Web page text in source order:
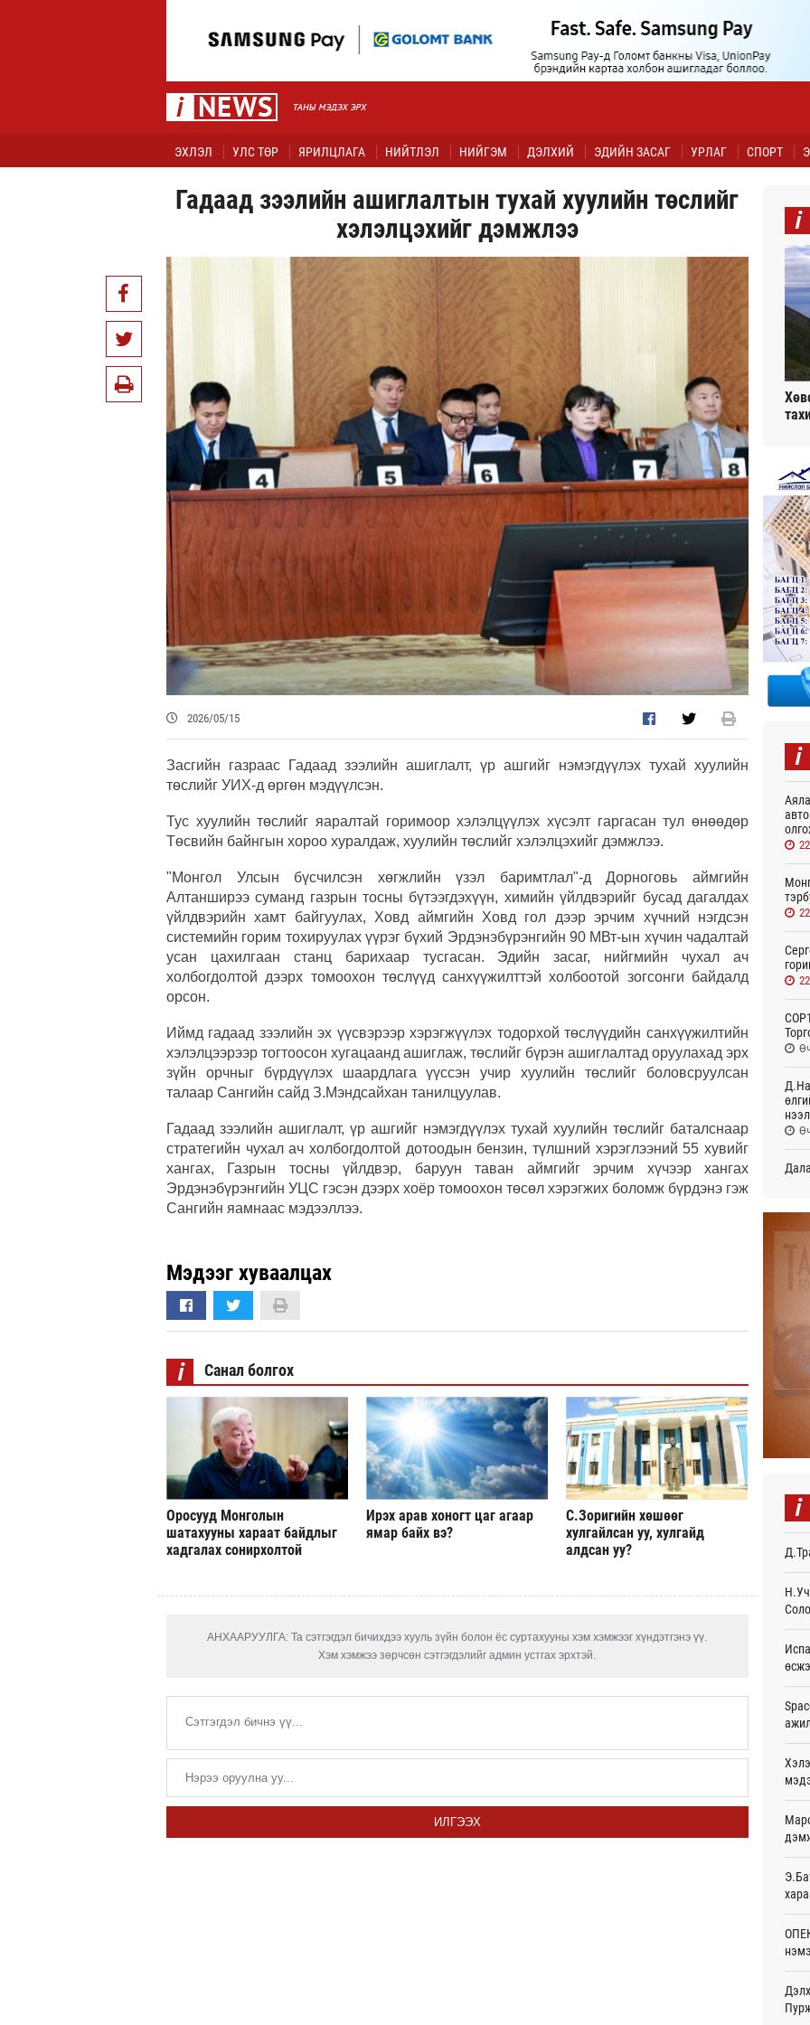
ЭХЛЭЛ УЛС ТӨР ЯРИЛЦЛАГА НИЙТЛЭЛ НИЙГЭМ ДЭЛХИЙ ЭДИЙН ЗАСАГ УРЛАГ СПОРТ
Гадаад зээлийн ашиглалтын тухай хуулийн төслийг
хэлэлцэхийг дэмжлээ
2026/05/15
Засгийн газраас Гадаад зээлийн ашиглалт, үр ашгийг нэмэгдүүлэх тухай хуулийн
төслийг УИХ-д өргөн мэдүүлсэн.
Тус хуулийн төслийг яаралтай горимоор хэлэлцүүлэх хүсэлт гаргасан тул өнөөдөр
Төсвийн байнгын хороо хуралдаж, хуулийн төслийг хэлэлцэхийг дэмжлээ.
"Монгол Улсын бүсчилсэн хөгжлийн үзэл баримтлал"-д Дорноговь аймгийн
Алтанширээ суманд газрын тосны бүтээгдэхүүн, химийн үйлдвэрийг бусад дагалдах
үйлдвэрийн хамт байгуулах, Ховд аймгийн Ховд гол дээр эрчим хүчний нэгдсэн
системийн горим тохируулах үүрэг бүхий Эрдэнэбүрэнгийн 90 МВт-ын хүчин чадалтай
усан цахилгаан станц барихаар тусгасан. Эдийн засаг, нийгмийн чухал ач
холбогдолтой дээрх томоохон төслүүд санхүүжилттэй холбоотой зогсонги байдалд
орсон.
Иймд гадаад зээлийн эх үүсвэрээр хэрэгжүүлэх тодорхой төслүүдийн санхүүжилтийн
хэлэлцээрээр тогтоосон хугацаанд ашиглаж, төслийг бүрэн ашиглалтад оруулахад эрх
зүйн орчныг бүрдүүлэх шаардлага үүссэн учир хуулийн төслийг боловсруулсан
талаар Сангийн сайд З.Мэндсайхан танилцуулав.
Гадаад зээлийн ашиглалт, үр ашгийг нэмэгдүүлэх тухай хуулийн төслийг баталснаар
стратегийн чухал ач холбогдолтой дотоодын бензин, түлшний хэрэглээний 55 хувийг
хангах, Газрын тосны үйлдвэр, баруун таван аймгийг эрчим хүчээр хангах
Эрдэнэбүрэнгийн УЦС гэсэн дээрх хоёр томоохон төсөл хэрэгжих боломж бүрдэнэ гэж
Сангийн яамнаас мэдээллээ.
Мэдээг хуваалцах
i Санал болгох
Оросууд Монголын
шатахууны хараат байдлыг
хадгалах сонирхолтой
Ирэх арав хоногт цаг агаар
ямар байх вэ?
С.Зоригийн хөшөөг
хулгайлсан уу, хулгайд
алдсан уу?
АНХААРУУЛГА: Та сэтгэгдэл бичихдээ хууль зүйн болон ёс суртахууны хэм хэмжээг хүндэтгэнэ үү.
Хэм хэмжээ зөрчсөн сэтгэгдэлийг админ устгах эрхтэй.
ИЛГЭЭХ
i
i
авна
Энэ
i